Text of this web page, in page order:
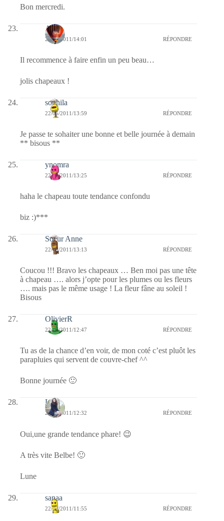
Bon mercredi.
Ava
22/06/2011/14:01 RÉPONDRE
Il recommence à faire enfin un peu beau…
jolis chapeaux !
souhila
22/06/2011/13:59 RÉPONDRE
Je passe te sohaiter une bonne et belle journée à demain
** bisous **
ynomra
22/06/2011/13:25 RÉPONDRE
haha le chapeau toute tendance confondu
biz :)***
Soeur Anne
22/06/2011/13:13 RÉPONDRE
Coucou !!! Bravo les chapeaux … Ben moi pas une tête
à chapeau …. alors j’opte pour les plumes ou les fleurs
…. mais pas le même usage ! La fleur fâne au soleil !
Bisous
OlivierR
22/06/2011/12:47 RÉPONDRE
Tu as de la chance d’en voir, de mon coté c’est pluôt les
parapluies qui servent de couvre-chef ^^
Bonne journée 🙂
Lune
22/06/2011/12:32 RÉPONDRE
Oui,une grande tendance phare! 😉
A très vite Belbe! 🙂
Lune
sanaa
22/06/2011/11:55 RÉPONDRE